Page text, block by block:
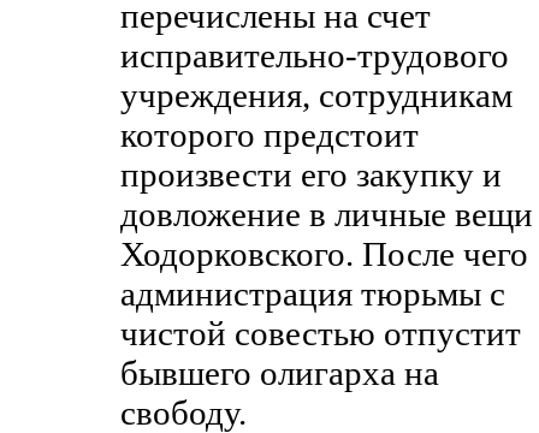
перечислены на счет
исправительно-трудового
учреждения, сотрудникам
которого предстоит
произвести его закупку и
довложение в личные вещи
Ходорковского. После чего
администрация тюрьмы с
чистой совестью отпустит
бывшего олигарха на
свободу.